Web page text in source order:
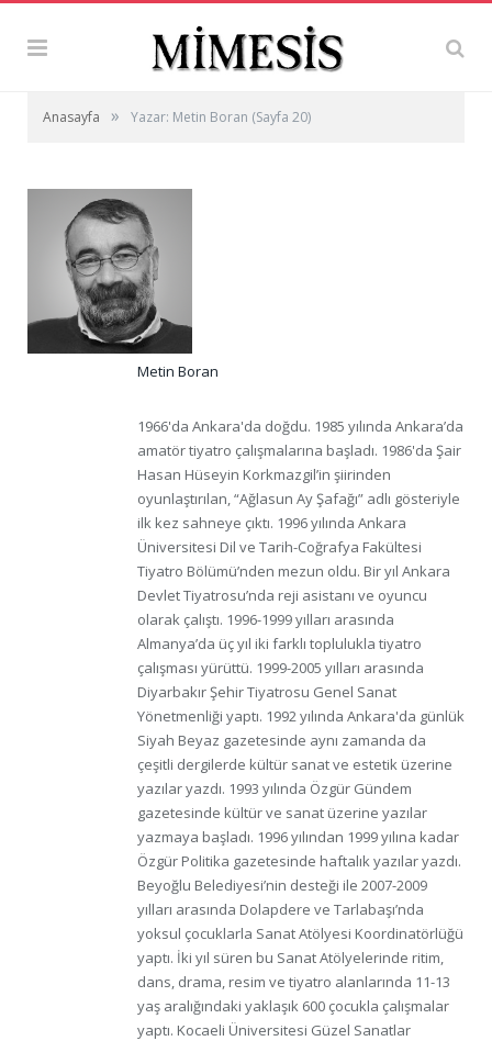
Anasayfa » Yazar: Metin Boran (Sayfa 20)
Metin Boran
1966'da Ankara'da doğdu. 1985 yılında Ankara’da
amatör tiyatro çalışmalarına başladı. 1986'da Şair
Hasan Hüseyin Korkmazgil’in şiirinden
oyunlaştırılan, “Ağlasun Ay Şafağı” adlı gösteriyle
ilk kez sahneye çıktı. 1996 yılında Ankara
Üniversitesi Dil ve Tarih-Coğrafya Fakültesi
Tiyatro Bölümü’nden mezun oldu. Bir yıl Ankara
Devlet Tiyatrosu’nda reji asistanı ve oyuncu
olarak çalıştı. 1996-1999 yılları arasında
Almanya’da üç yıl iki farklı toplulukla tiyatro
çalışması yürüttü. 1999-2005 yılları arasında
Diyarbakır Şehir Tiyatrosu Genel Sanat
Yönetmenliği yaptı. 1992 yılında Ankara'da günlük
Siyah Beyaz gazetesinde aynı zamanda da
çeşitli dergilerde kültür sanat ve estetik üzerine
yazılar yazdı. 1993 yılında Özgür Gündem
gazetesinde kültür ve sanat üzerine yazılar
yazmaya başladı. 1996 yılından 1999 yılına kadar
Özgür Politika gazetesinde haftalık yazılar yazdı.
Beyoğlu Belediyesi’nin desteği ile 2007-2009
yılları arasında Dolapdere ve Tarlabaşı’nda
yoksul çocuklarla Sanat Atölyesi Koordinatörlüğü
yaptı. İki yıl süren bu Sanat Atölyelerinde ritim,
dans, drama, resim ve tiyatro alanlarında 11-13
yaş aralığındaki yaklaşık 600 çocukla çalışmalar
yaptı. Kocaeli Üniversitesi Güzel Sanatlar